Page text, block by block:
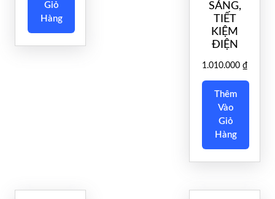
Giỏ
Hàng
SÁNG,
TIẾT
KIỆM
ĐIỆN
1.010.000 ₫
Thêm
Vào
Giỏ
Hàng